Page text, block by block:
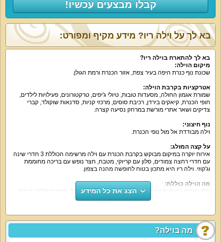
קבלו מבצעים עכשיו!
מה בוילה?
בא לך על וילה ריו? מידע מקיף ומפורט:
בא לך להתארח בוילה ריו?
מיקום הוילה:
שכונת נוף כנרת היפה בעיר צפת, אזור הכנרת ורמת הגולן.
אטרקציות בקרבת הוילה:
שמורת אגמון החולה, מסעדות טובות, טיולי ג'יפים, טרקטורונים, פעילויות לילדים,
חופי הכנרת, קיאקים בירדן, רכיבת סוסים, מרכזי קניות, סדנאות שוקולד, קברי
צדיקים ושאר אתרי מורשת במרחק נסיעה קצרה.
נוף חיצוני:
וילה מבודדת אל מול נופי הכנרת.
על קצה המזלג:
אירוח יוקרה במיקום מבוקש בקרבת הכנרת עם וילה מרשימה הכוללת 3 חדרי שינה
עם חדרי רחצה צמודים, סלון עם קריוקי, מטבח, חצר נופש עם בריכה מחוממת
וג'קוזי. וילה ריו היא מתכון בטוח לחופשה מהנה בצפון.
מה הוילה כוללת:
סלון יוקרתי עם פינת ישיבה נוחה, מסך גדול עם ערוצי YES, מערכת קולנוע ביתית
יוקרתית, מערכת קריוקי, הסלון אידאלי לאירוח ומפגשים חברתיים. המטבח של וילה
מאובזרת יש בחצר. נופשים דתיים יוכלו לקבל תוספת של פלטה ומייחם למטב
בשבת. 3 חדרי שינה זוגיים כוללת הוילה, בכל חדר שינה מיטה זוגית, מצעים וכלי
מיטה, מסך עם ערוצי YES, עיצוב יוקרתי רומנטי וחדר רחצה צמוד מאובזר.
הצג את כל המידע